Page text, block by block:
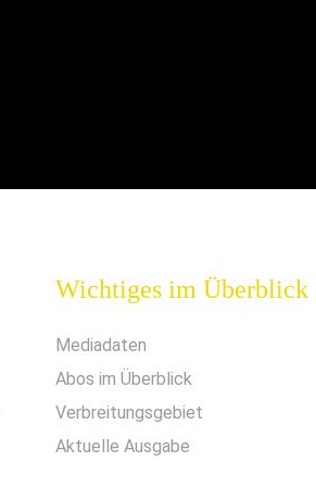
Wichtiges im Überblick
Mediadaten
Abos im Überblick
Verbreitungsgebiet
Aktuelle Ausgabe